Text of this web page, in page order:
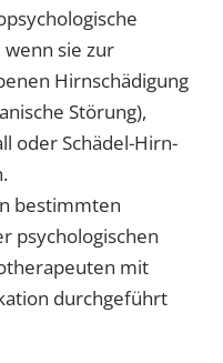
sie zur
Hirnschädigung
Störung),
oder Schädel-Hirn-
bestimmten
psychologischen
mit
durchgeführt